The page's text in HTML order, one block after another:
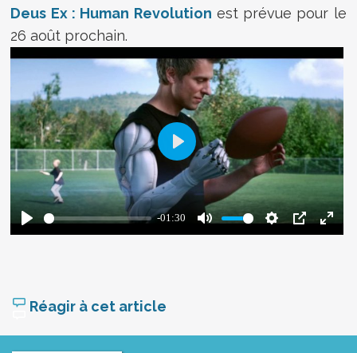
Deus Ex : Human Revolution est prévue pour le
26 août prochain.
Réagir à cet article